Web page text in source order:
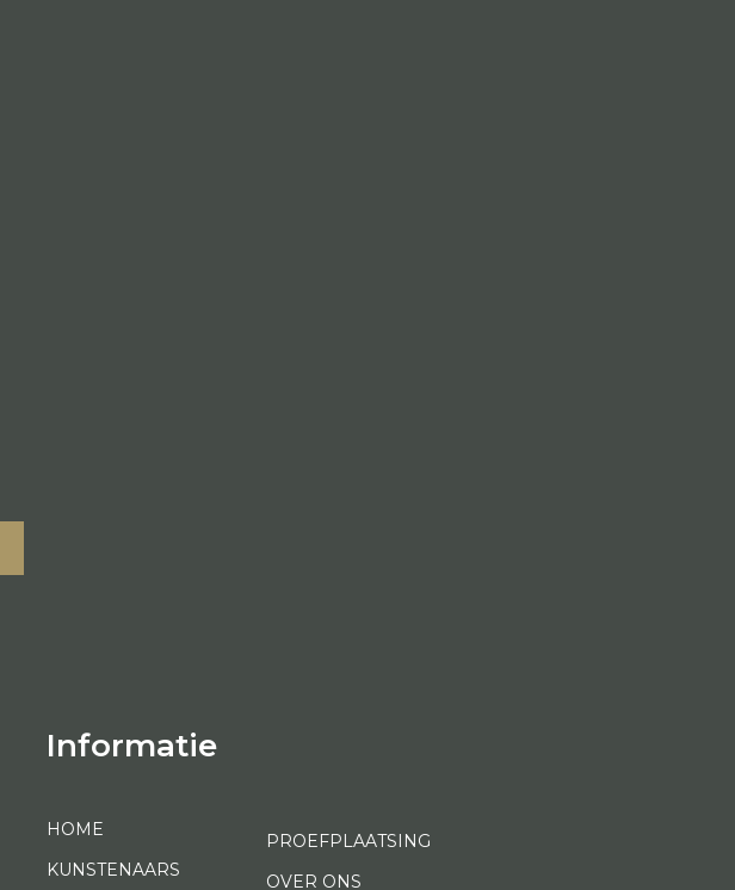
Informatie
HOME
KUNSTENAARS
PROEFPLAATSING
OVER ONS